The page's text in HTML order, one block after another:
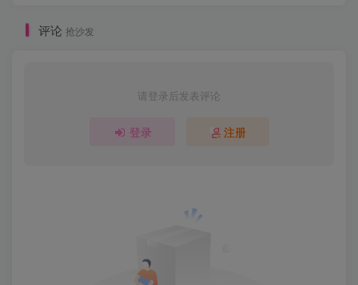
评论 抢沙发
请登录后发表评论
登录 注册